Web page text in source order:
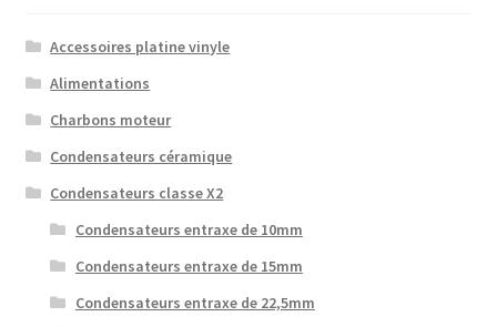
Accessoires platine vinyle
Alimentations
Charbons moteur
Condensateurs céramique
Condensateurs classe X2
Condensateurs entraxe de 10mm
Condensateurs entraxe de 15mm
Condensateurs entraxe de 22,5mm